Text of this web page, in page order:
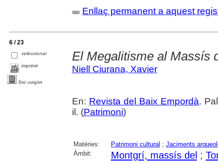
Enllaç permanent a aquest
6 / 23
seleccionar
imprimir
Text complet
El Megalitisme al Massís
Niell Ciurana, Xavier
En: Revista del Baix Empordà.
il. (Patrimoni)
Matèries: Patrimoni cultural ; Jaciments
Àmbit:
Montgrí, massís del;